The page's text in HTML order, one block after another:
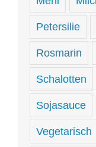
Petersilie
Rosmarin
Schalotten
Sojasauce
Vegetarisch